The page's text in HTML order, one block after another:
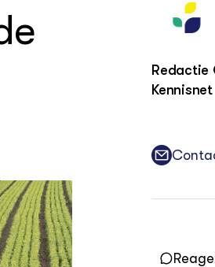
Vakbladen
LEREN
Wiki Groen Kennisnet
Redactie
Kennisnet